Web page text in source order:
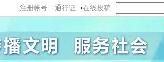
注册帐号 通行证 在线投稿